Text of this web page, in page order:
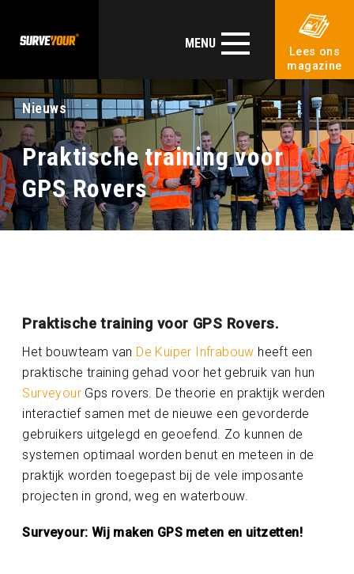
MENU
Lees ons
magazine
Nieuws
Praktische training voor
GPS Rovers
Praktische training voor GPS Rovers.
Het bouwteam van De Kuiper Infrabouw heeft een
praktische training gehad voor het gebruik van hun
Surveyour Gps rovers. De theorie en praktijk werden
interactief samen met de nieuwe een gevorderde
gebruikers uitgelegd en geoefend. Zo kunnen de
systemen optimaal worden benut en meteen in de
praktijk worden toegepast bij de vele imposante
projecten in grond, weg en waterbouw.
Surveyour: Wij maken GPS meten en uitzetten!